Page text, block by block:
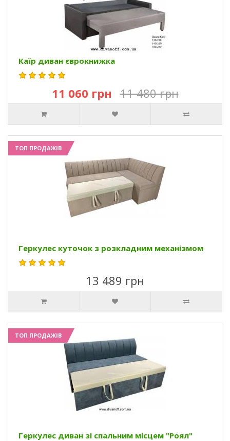
Каїр диван єврокнижка
11 060 грн 11 480 грн
ТОП ПРОДАЖІВ
Геркулес куточок з розкладним механізмом
13 489 грн
ТОП ПРОДАЖІВ
Геркулес диван зі спальним місцем "Роял"